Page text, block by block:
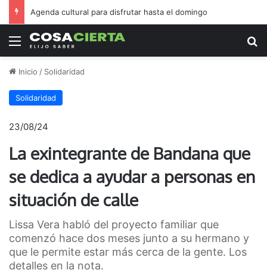
Agenda cultural para disfrutar hasta el domingo
Menú
Inicio / Solidaridad
Solidaridad
23/08/24
La exintegrante de Bandana que
se dedica a ayudar a personas en
situación de calle
Lissa Vera habló del proyecto familiar que
comenzó hace dos meses junto a su hermano y
que le permite estar más cerca de la gente. Los
detalles en la nota.